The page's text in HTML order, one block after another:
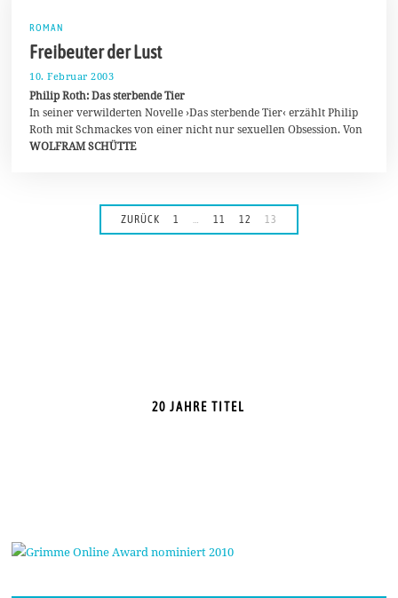
ROMAN
Freibeuter der Lust
10. Februar 2003
0
.
A
u
g
0
0
Philip Roth: Das sterbende Tier
In seiner verwilderten Novelle ›Das sterbende Tier‹ erzählt Philip
Roth mit Schmackes von einer nicht nur sexuellen Obsession. Von
WOLFRAM SCHÜTTE
ZURÜCK 1 … 11 12 13
20 JAHRE TITEL